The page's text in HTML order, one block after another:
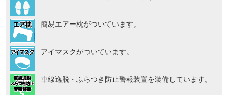
簡易エアー枕がついています。
アイマスクがついています。
車線逸脱・ふらつき防止警報装置を装備しています。